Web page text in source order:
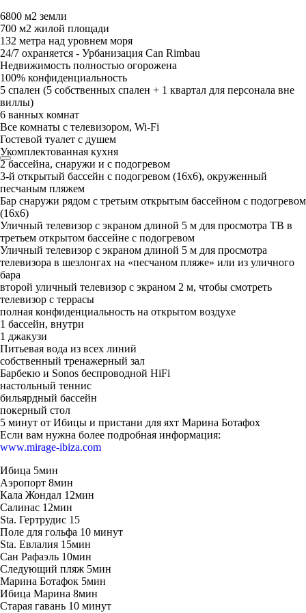
6800 м2 земли
700 м2 жилой площади
132 метра над уровнем моря
24/7 охраняется - Урбанизация Can Rimbau
Недвижимость полностью огорожена
100% конфиденциальность
5 спален (5 собственных спален + 1 квартал для персонала вне
виллы)
6 ванных комнат
Все комнаты с телевизором, Wi-Fi
Гостевой туалет с душем
Укомплектованная кухня
2 бассейна, снаружи и с подогревом
3-й открытый бассейн с подогревом (16x6), окруженный
песчаным пляжем
Бар снаружи рядом с третьим открытым бассейном с подогревом
(16x6)
Уличный телевизор с экраном длиной 5 м для просмотра ТВ в
третьем открытом бассейне с подогревом
Уличный телевизор с экраном длиной 5 м для просмотра
телевизора в шезлонгах на «песчаном пляже» или из уличного
бара
второй уличный телевизор с экраном 2 м, чтобы смотреть
телевизор с террасы
полная конфиденциальность на открытом воздухе
1 бассейн, внутри
1 джакузи
Питьевая вода из всех линий
собственный тренажерный зал
Барбекю и Sonos беспроводной HiFi
настольный теннис
бильярдный бассейн
покерный стол
5 минут от Ибицы и пристани для яхт Марина Ботафох
Если вам нужна более подробная информация:
www.mirage-ibiza.com
Ибица 5мин
Аэропорт 8мин
Кала Жондал 12мин
Салинас 12мин
Sta. Гертрудис 15
Поле для гольфа 10 минут
Sta. Евлалия 15мин
Сан Рафаэль 10мин
Следующий пляж 5мин
Марина Ботафок 5мин
Ибица Марина 8мин
Старая гавань 10 минут